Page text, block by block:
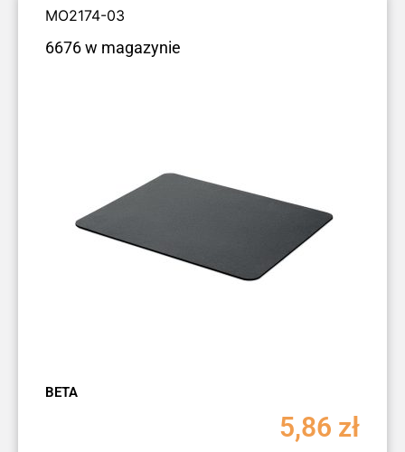
MO2174-03
6676 w magazynie
BETA
5,86 zł